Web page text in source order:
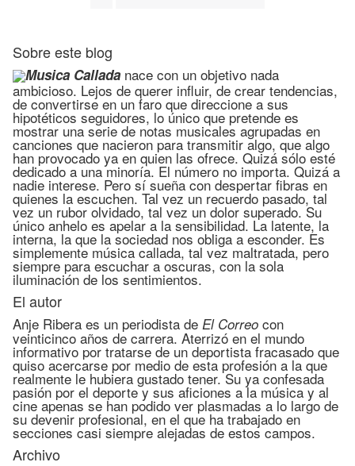
Sobre este blog
Musica Callada nace con un objetivo nada
ambicioso. Lejos de querer influir, de crear tendencias,
de convertirse en un faro que direccione a sus
hipotéticos seguidores, lo único que pretende es
mostrar una serie de notas musicales agrupadas en
canciones que nacieron para transmitir algo, que algo
han provocado ya en quien las ofrece. Quizá sólo esté
dedicado a una minoría. El número no importa. Quizá a
nadie interese. Pero sí sueña con despertar fibras en
quienes la escuchen. Tal vez un recuerdo pasado, tal
vez un rubor olvidado, tal vez un dolor superado. Su
único anhelo es apelar a la sensibilidad. La latente, la
interna, la que la sociedad nos obliga a esconder. Es
simplemente música callada, tal vez maltratada, pero
siempre para escuchar a oscuras, con la sola
iluminación de los sentimientos.
El autor
Anje Ribera es un periodista de El Correo con
veinticinco años de carrera. Aterrizó en el mundo
informativo por tratarse de un deportista fracasado que
quiso acercarse por medio de esta profesión a la que
realmente le hubiera gustado tener. Su ya confesada
pasión por el deporte y sus aficiones a la música y al
cine apenas se han podido ver plasmadas a lo largo de
su devenir profesional, en el que ha trabajado en
secciones casi siempre alejadas de estos campos.
Archivo